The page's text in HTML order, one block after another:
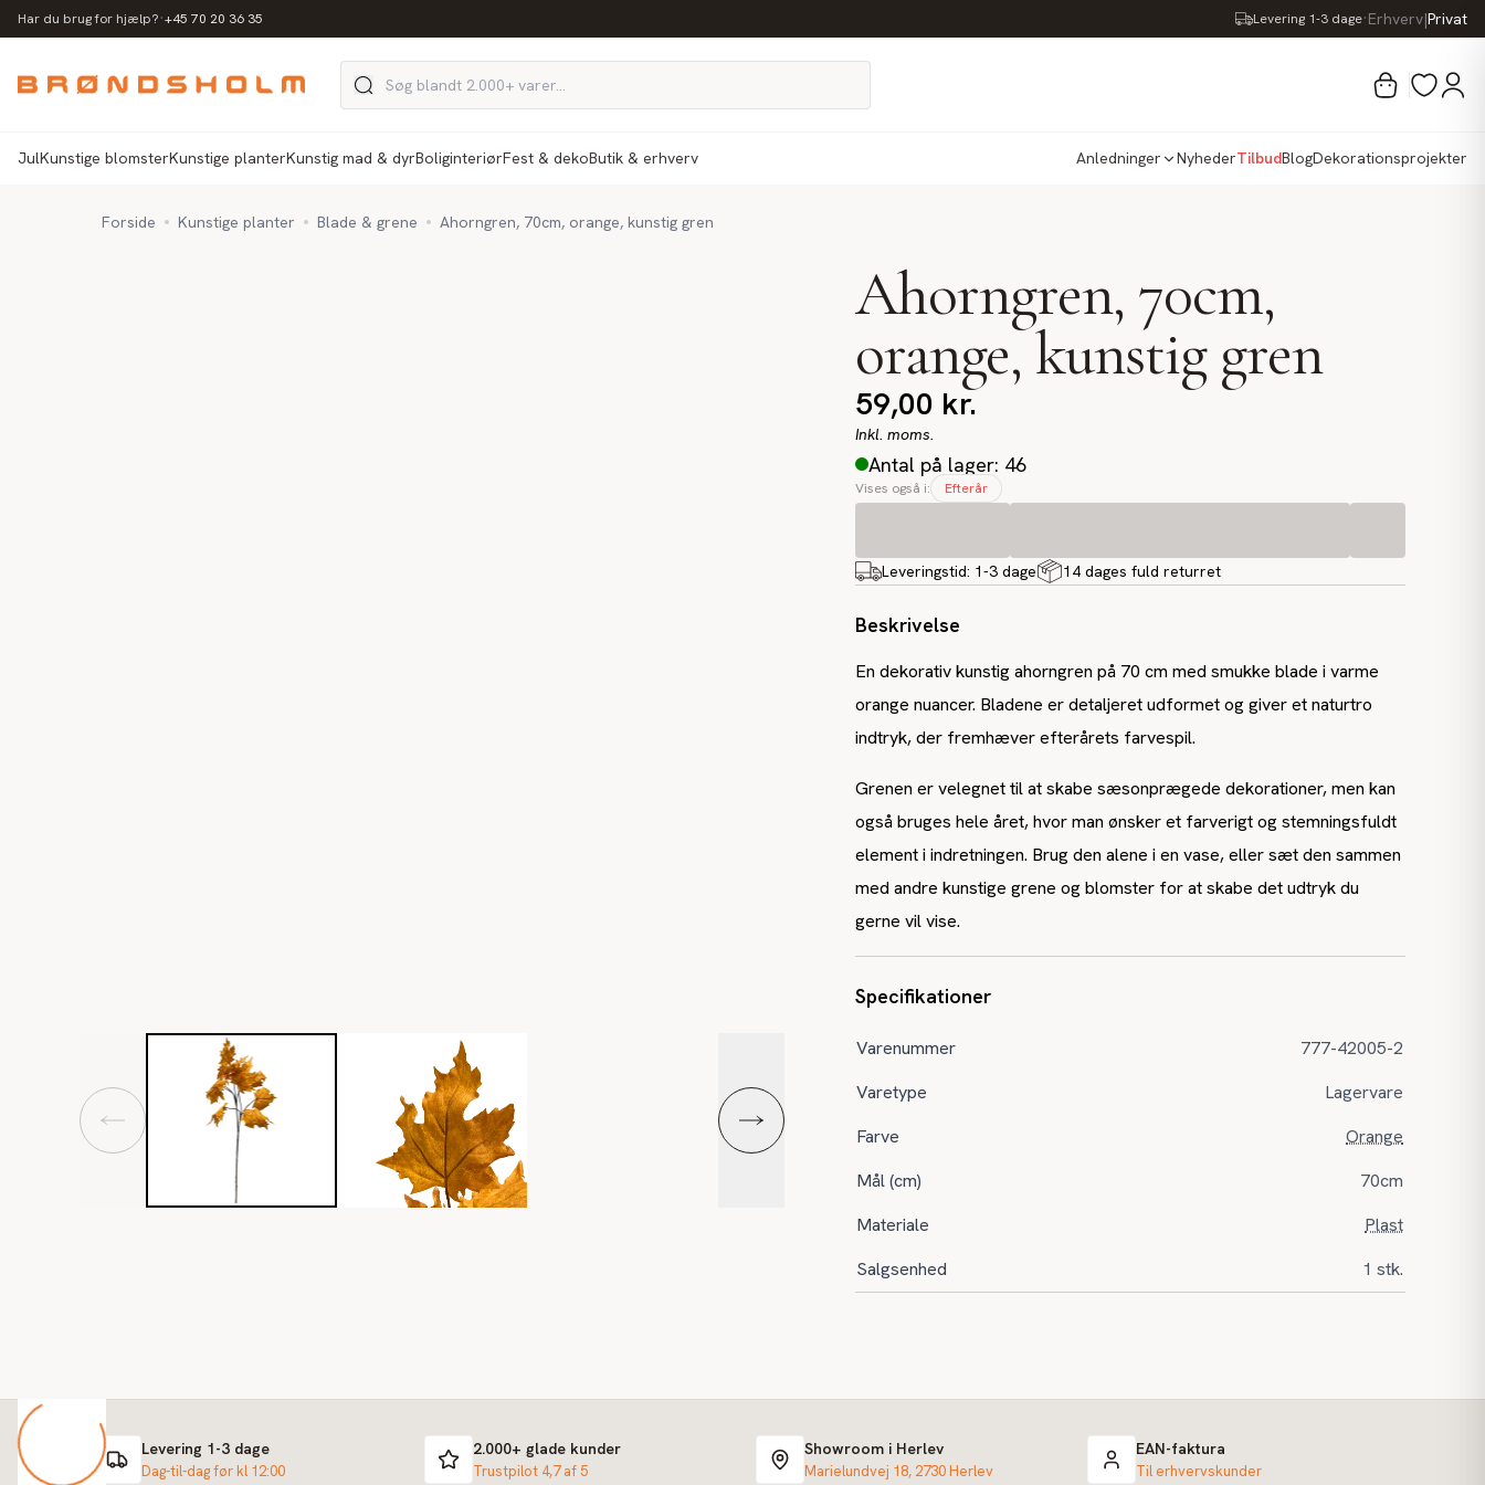
Har du brug for hjælp?·+45 70 20 36 35 Levering 1-3 dage·Erhverv|Privat
JulKunstige blomsterKunstige planterKunstig mad & dyrBoliginteriørFest & dekoButik & erhverv Anledninger NyhederTilbudBlogDekorationsprojekter
Forside Kunstige planter Blade & grene Ahorngren, 70cm, orange, kunstig gren
Ahorngren, 70cm,
orange, kunstig gren
59,00 kr.
Inkl. moms.
Antal på lager: 46
Vises også i: Efterår
Leveringstid: 1-3 dage 14 dages fuld returret
Beskrivelse
En dekorativ kunstig ahorngren på 70 cm med smukke blade i varme
orange nuancer. Bladene er detaljeret udformet og giver et naturtro
indtryk, der fremhæver efterårets farvespil.
Grenen er velegnet til at skabe sæsonprægede dekorationer, men kan
også bruges hele året, hvor man ønsker et farverigt og stemningsfuldt
element i indretningen. Brug den alene i en vase, eller sæt den sammen
med andre kunstige grene og blomster for at skabe det udtryk du
gerne vil vise.
Specifikationer
Varenummer
777-42005-2
Varetype
Lagervare
Farve
Orange
Mål (cm)
70cm
Materiale
Plast
Salgsenhed
1 stk.
Levering 1-3 dage
Dag-til-dag før kl 12:00
2.000+ glade kunder
Trustpilot 4,7 af 5
Showroom i Herlev
Marielundvej 18, 2730 Herlev
EAN-faktura
Til erhvervskunder